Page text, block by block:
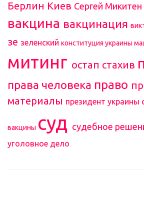
Берлин Киев Сергей Микитен
вакцина вакцинация
зе зеленский конституция украины
митинг остап стахив
права человека право
материалы президент украины
вакцины суд судебное
уголовное дело